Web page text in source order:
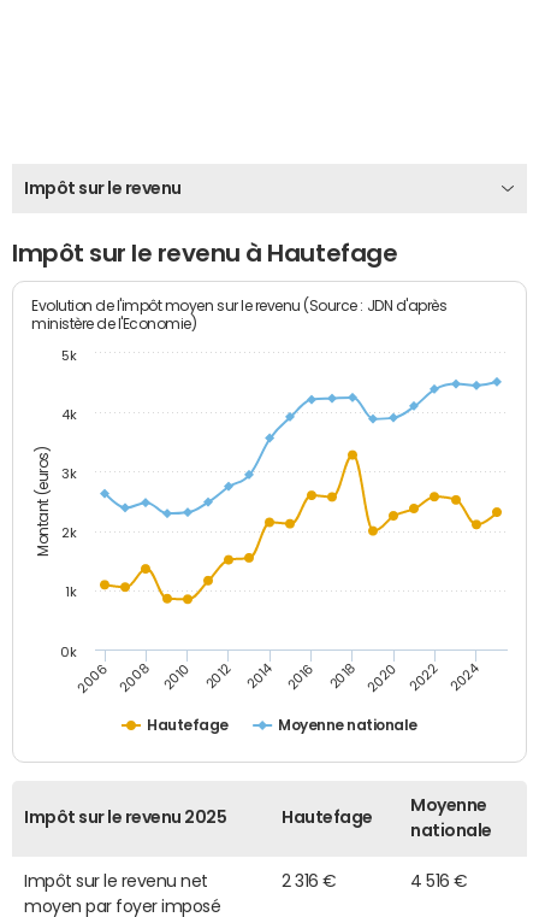
Impôt sur le revenu
Impôt sur le revenu à Hautefage
Montant (euros)
Evolution de l'impôt moyen sur le revenu (Source : JDN d'après
ministère de l'Economie)
Hautefage Moyenne nationale
2006 2008 2010 2012 2014 2016 2018 2020 2022 2024
0k
1k
2k
3k
4k
5k
Impôt sur le revenu 2025 Hautefage
Moyenne
nationale
Impôt sur le revenu net
moyen par foyer imposé
2 316 € 4 516 €